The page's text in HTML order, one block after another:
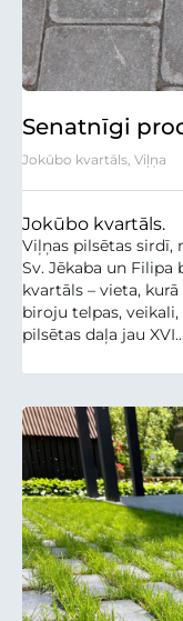
Senatnīgi
Jokūbo kvartāls, Viļņa
Jokūbo kvartāls.
Viļņas pilsētas sirdī,
Sv. Jēkaba un Filipa
kvartāls – vieta,
biroju telpas,
pilsētas daļa jau